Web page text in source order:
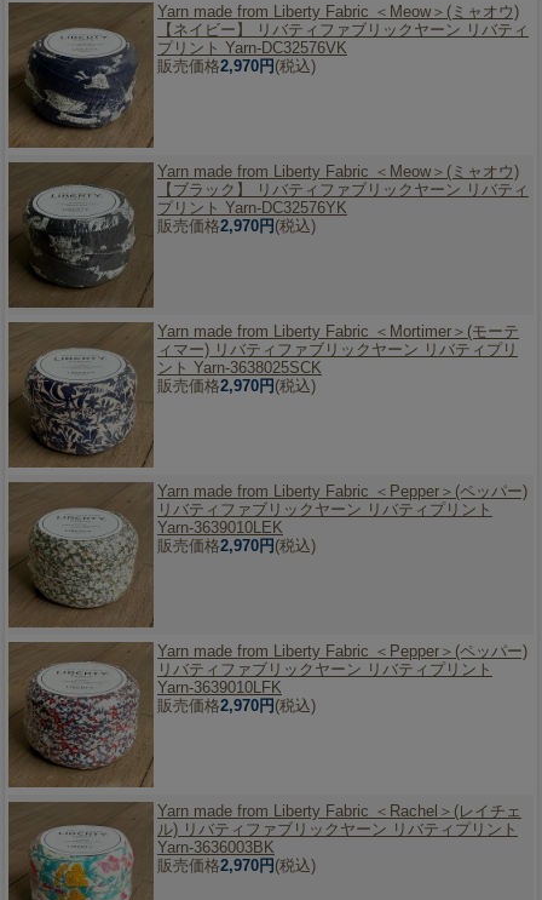
Yarn made from Liberty Fabric ＜Meow＞(ミャオウ)
【ネイビー】 リバティファブリックヤーン リバティ
プリント Yarn-DC32576VK
販売価格2,970円 (税込)
Yarn made from Liberty Fabric ＜Meow＞(ミャオウ)
【ブラック】 リバティファブリックヤーン リバティ
プリント Yarn-DC32576YK
販売価格2,970円 (税込)
Yarn made from Liberty Fabric ＜Mortimer＞(モーテ
ィマー) リバティファブリックヤーン リバティプリ
ント Yarn-3638025SCK
販売価格2,970円 (税込)
Yarn made from Liberty Fabric ＜Pepper＞(ペッパー)
リバティファブリックヤーン リバティプリント
Yarn-3639010LEK
販売価格2,970円 (税込)
Yarn made from Liberty Fabric ＜Pepper＞(ペッパー)
リバティファブリックヤーン リバティプリント
Yarn-3639010LFK
販売価格2,970円 (税込)
Yarn made from Liberty Fabric ＜Rachel＞(レイチェ
ル) リバティファブリックヤーン リバティプリント
Yarn-3636003BK
販売価格2,970円 (税込)